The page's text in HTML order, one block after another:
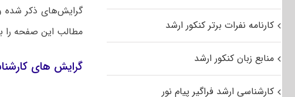
گرایش‌های ذکر شده
مطالب این صفحه را
گرایش های
کارنامه نفرات برتر کنکور ارشد
منابع زبان کنکور ارشد
کارشناسی ارشد فراگیر پیام نور